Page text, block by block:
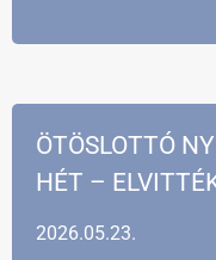
2026.05.23.
ÖTÖSLOTTÓ
HÉT –